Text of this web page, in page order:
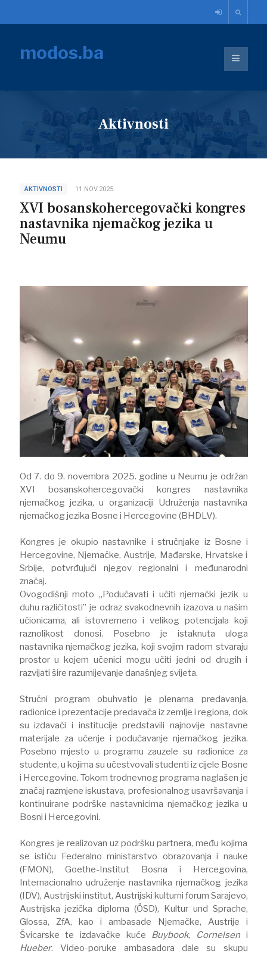
modos.ba
Aktivnosti
AKTIVNOSTI 11.NOV.2025.
XVI bosanskohercegovački kongres
nastavnika njemačkog jezika u
Neumu
Od 7. do 9. novembra 2025. godine u Neumu je održan
XVI bosanskohercegovački kongres nastavnika
njemačkog jezika, u organizaciji Udruženja nastavnika
njemačkog jezika Bosne i Hercegovine (BHDLV).
Kongres je okupio nastavnike i stručnjake iz Bosne i
Hercegovine, Njemačke, Austrije, Mađarske, Hrvatske i
Srbije, potvrđujući njegov regionalni i međunarodni
značaj.
Ovogodišnji moto „Podučavati i učiti njemački jezik u
duhu različitosti” je odraz svakodnevnih izazova u našim
učionicama, ali istovremeno i velikog potencijala koji
raznolikost donosi. Posebno je istaknuta uloga
nastavnika njemačkog jezika, koji svojim radom stvaraju
prostor u kojem učenici mogu učiti jedni od drugih i
razvijati šire razumijevanje današnjeg svijeta.
Stručni program obuhvatio je plenarna predavanja,
radionice i prezentacije predavača iz zemlje i regiona, dok
su izdavači i institucije predstavili najnovije nastavne
materijale za učenje i podučavanje njemačkog jezika.
Posebno mjesto u programu zauzele su radionice za
studente, u kojima su učestvovali studenti iz cijele Bosne
i Hercegovine. Tokom trodnevnog programa naglašen je
značaj razmjene iskustava, profesionalnog usavršavanja i
kontinuirane podrške nastavnicima njemačkog jezika u
Bosni i Hercegovini.
Kongres je realizovan uz podršku partnera, među kojima
se ističu Federalno ministarstvo obrazovanja i nauke
(FMON), Goethe-Institut Bosna i Hercegovina,
Internacionalno udruženje nastavnika njemačkog jezika
(IDV), Austrijski institut, Austrijski kulturni forum Sarajevo,
Austrijska jezička diploma (ÖSD), Kultur und Sprache,
Glossa, ZfA, kao i ambasade Njemačke, Austrije i
Švicarske te izdavačke kuće Buybook, Cornelseni
Hueber. Video-poruke ambasadora dale su skupu